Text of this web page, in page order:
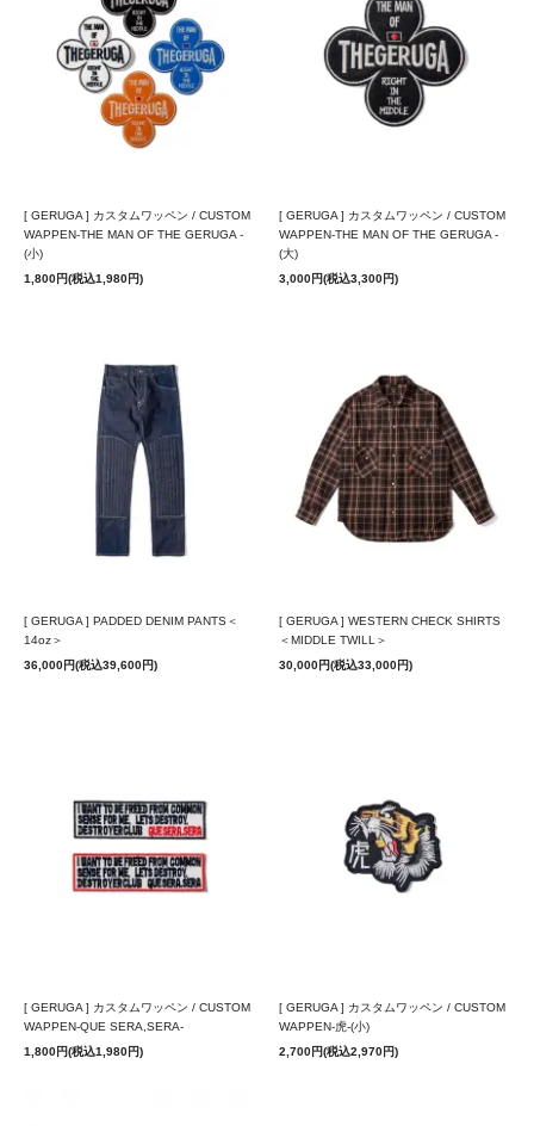
[ GERUGA ] カスタムワッペン / CUSTOM
WAPPEN-THE MAN OF THE GERUGA -
(小)
1,800円(税込1,980円)
[ GERUGA ] カスタムワッペン / CUSTOM
WAPPEN-THE MAN OF THE GERUGA -
(大)
3,000円(税込3,300円)
[ GERUGA ] PADDED DENIM PANTS＜
14oz＞
36,000円(税込39,600円)
[ GERUGA ] WESTERN CHECK SHIRTS
＜MIDDLE TWILL＞
30,000円(税込33,000円)
[ GERUGA ] カスタムワッペン / CUSTOM
WAPPEN-QUE SERA,SERA-
1,800円(税込1,980円)
[ GERUGA ] カスタムワッペン / CUSTOM
WAPPEN-虎-(小)
2,700円(税込2,970円)